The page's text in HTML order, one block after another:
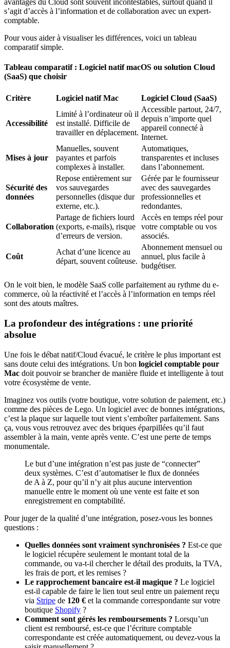
s’agit d’accès à l’information et de collaboration avec un expert-
comptable.
Pour vous aider à visualiser les différences, voici un tableau
comparatif simple.
Tableau comparatif : Logiciel natif macOS ou solution Cloud
(SaaS) que choisir
Critère Logiciel natif Mac Logiciel Cloud (SaaS)
Accessibilité
Limité à l’ordinateur où il
est installé. Difficile de
travailler en déplacement.
Accessible partout, 24/7,
depuis n’importe quel
appareil connecté à
Internet.
Mises à jour
Manuelles, souvent
payantes et parfois
complexes à installer.
Automatiques,
transparentes et incluses
dans l’abonnement.
Sécurité des
données
Repose entièrement sur
vos sauvegardes
personnelles (disque dur
externe, etc.).
Gérée par le fournisseur
avec des sauvegardes
professionnelles et
redondantes.
Collaboration
Partage de fichiers lourd
(exports, e-mails), risque
d’erreurs de version.
Accès en temps réel pour
votre comptable ou vos
associés.
Coût
Achat d’une licence au
départ, souvent coûteuse.
Abonnement mensuel ou
annuel, plus facile à
budgétiser.
On le voit bien, le modèle SaaS colle parfaitement au rythme du e-
commerce, où la réactivité et l’accès à l’information en temps réel
sont des atouts maîtres.
La profondeur des intégrations : une priorité
absolue
Une fois le débat natif/Cloud évacué, le critère le plus important est
sans doute celui des intégrations. Un bon logiciel comptable pour
Mac doit pouvoir se brancher de manière fluide et intelligente à tout
votre écosystème de vente.
Imaginez vos outils (votre boutique, votre solution de paiement, etc.)
comme des pièces de Lego. Un logiciel avec de bonnes intégrations,
c’est la plaque sur laquelle tout vient s’emboîter parfaitement. Sans
ça, vous vous retrouvez avec des briques éparpillées qu’il faut
assembler à la main, vente après vente. C’est une perte de temps
monumentale.
Le but d’une intégration n’est pas juste de “connecter”
deux systèmes. C’est d’automatiser le flux de données
de A à Z, pour qu’il n’y ait plus aucune intervention
manuelle entre le moment où une vente est faite et son
enregistrement en comptabilité.
Pour juger de la qualité d’une intégration, posez-vous les bonnes
questions :
Quelles données sont vraiment synchronisées ? Est-ce que
le logiciel récupère seulement le montant total de la
commande, ou va-t-il chercher le détail des produits, la TVA,
les frais de port, et les remises ?
Le rapprochement bancaire est-il magique ? Le logiciel
est-il capable de faire le lien tout seul entre un paiement reçu
via Stripe de 120 € et la commande correspondante sur votre
boutique Shopify ?
Comment sont gérés les remboursements ? Lorsqu’un
client est remboursé, est-ce que l’écriture comptable
correspondante est créée automatiquement, ou devez-vous la